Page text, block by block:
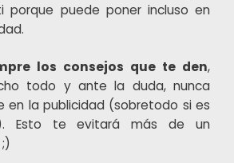
porque puede poner incluso en
los consejos que te den,
todo y ante la duda, nunca
en la publicidad (sobretodo si es
Esto te evitará más de un